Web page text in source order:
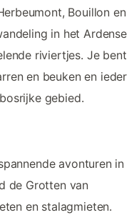
Bouillon en
in het Ardense
riviertjes. Je bent
en beuken en ieder
gebied.
avonturen in
de Grotten van
en stalagmieten.